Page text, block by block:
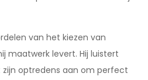
van het kiezen van
maatwerk levert. Hij luistert
zijn optredens aan om perfect